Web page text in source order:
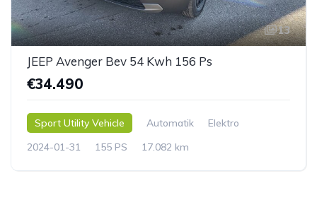
13
JEEP Avenger Bev 54 Kwh 156 Ps
€34.490
Sport Utility Vehicle Automatik
Elektro
2024-01-31
155 PS 17.082 km